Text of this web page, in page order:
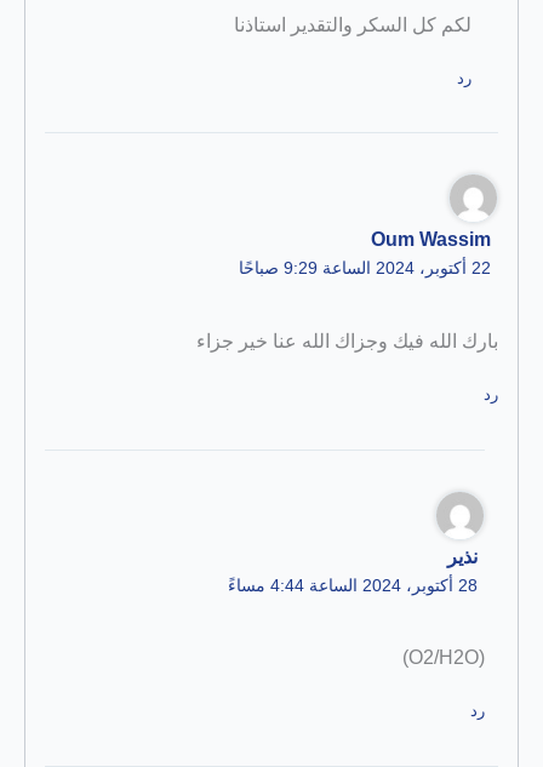
لكم كل السكر والتقدير استاذنا
رد
Oum Wassim
22 أكتوبر، 2024 الساعة 9:29 صباحًا
بارك الله فيك وجزاك الله عنا خير جزاء
رد
نذير
28 أكتوبر، 2024 الساعة 4:44 مساءً
(O2/H2O)
رد